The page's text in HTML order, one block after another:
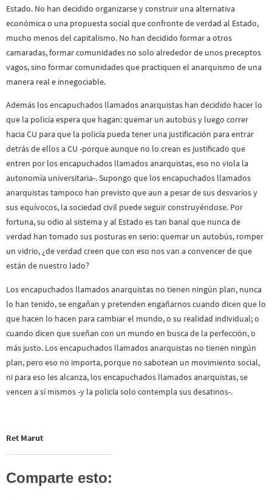
Estado. No han decidido organizarse y construir una alternativa
económica o una propuesta social que confronte de verdad al Estado,
mucho menos del capitalismo. No han decidido formar a otros
camaradas, formar comunidades no solo alrededor de unos preceptos
vagos, sino formar comunidades que practiquen el anarquismo de una
manera real e innegociable.
Además los encapuchados llamados anarquistas han decidido hacer lo
que la policía espera que hagan: quemar un autobús y luego correr
hacia CU para que la policía pueda tener una justificación para entrar
detrás de ellos a CU -porque aunque no lo crean es justificado que
entren por los encapuchados llamados anarquistas, eso no viola la
autonomía universitaria-. Supongo que los encapuchados llamados
anarquistas tampoco han previsto que aun a pesar de sus desvaríos y
sus equívocos, la sociedad civil puede seguir construyéndose. Por
fortuna, su odio al sistema y al Estado es tan banal que nunca de
verdad han tomado sus posturas en serio: quemar un autobús, romper
un vidrio, ¿de verdad creen que con eso nos van a convencer de que
están de nuestro lado?
Los encapuchados llamados anarquistas no tienen ningún plan, nunca
lo han tenido, se engañan y pretenden engañarnos cuando dicen que lo
que hacen lo hacen para cambiar el mundo, o su realidad individual; o
cuando dicen que sueñan con un mundo en busca de la perfección, o
más justo. Los encapuchados llamados anarquistas no tienen ningún
plan, pero eso no importa, porque no sabotean un movimiento social,
ni para eso les alcanza, los encapuchados llamados anarquistas, se
vencen a sí mismos -y la policía solo contempla sus desatinos-.
Ret Marut
Comparte esto: